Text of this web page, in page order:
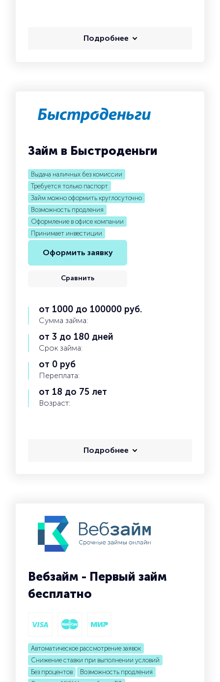
Подробнее
Займ в Быстроденьги
Выдача наличных без комиссии
Требуется только паспорт
Займ можно оформить круглосуточно
Возможность продления
Оформление в офисе компании
Принимает инвестиции
Оформить заявку
Сравнить
от 1000 до 100000 руб.
Сумма займа:
от 3 до 180 дней
Срок займа:
от 0 руб
Переплата:
от 18 до 75 лет
Возраст:
Подробнее
Вебзайм - Первый займ
бесплатно
Автоматическое рассмотрение заявок
Снижение ставки при выполнении условий
Без процентов
Возможность продления